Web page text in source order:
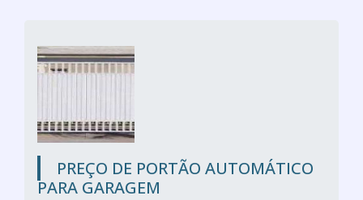
PREÇO DE PORTÃO AUTOMÁTICO
PARA GARAGEM